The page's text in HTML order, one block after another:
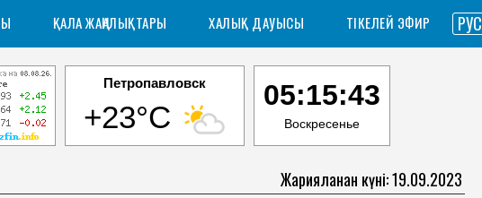
ҚАЛА ЖАҢАЛЫҚТАРЫ ХАЛЫҚ ДАУЫСЫ ТІКЕЛЕЙ ЭФИР РУС
Петропавловск
+23°C
05:15:44
Воскресенье
Жарияланған күні: 19.09.2023